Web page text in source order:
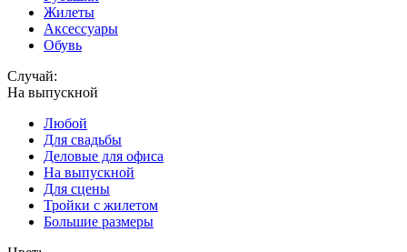
Жилеты
Аксессуары
Обувь
Случай:
На выпускной
Любой
Для свадьбы
Деловые для офиса
На выпускной
Для сцены
Тройки с жилетом
Большие размеры